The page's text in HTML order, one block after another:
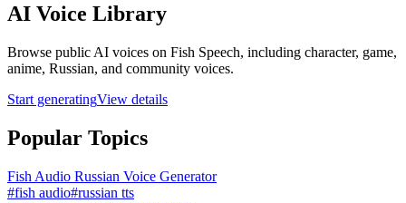
AI Voice Library
Browse public AI voices on Fish Speech, including character, game,
anime, Russian, and community voices.
Start generatingView details
Popular Topics
Fish Audio Russian Voice Generator
#fish audio#russian tts